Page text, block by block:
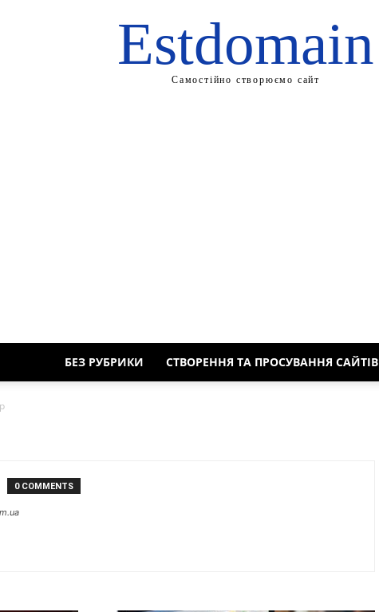
Estdomain
Самостійно створюємо сайт
БЕЗ РУБРИКИ СТВОРЕННЯ ТА ПРОСУВАННЯ САЙТІВ
0 COMMENTS